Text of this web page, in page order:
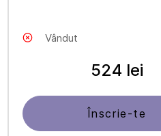
Vândut
524 lei
Înscrie-te